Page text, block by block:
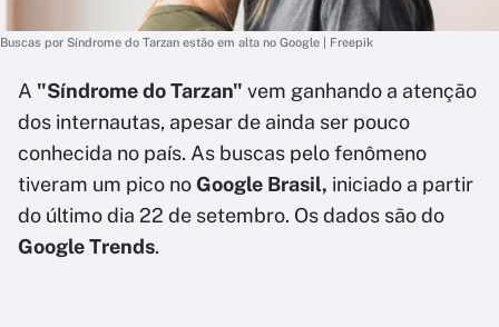
Buscas por Síndrome do Tarzan estão em alta no Google | Freepik
A "Síndrome do Tarzan" vem ganhando a atenção
dos internautas, apesar de ainda ser pouco
conhecida no país. As buscas pelo fenômeno
tiveram um pico noGoogle Brasil, iniciado a partir
do último dia 22 de setembro. Os dados são do
Google Trends.